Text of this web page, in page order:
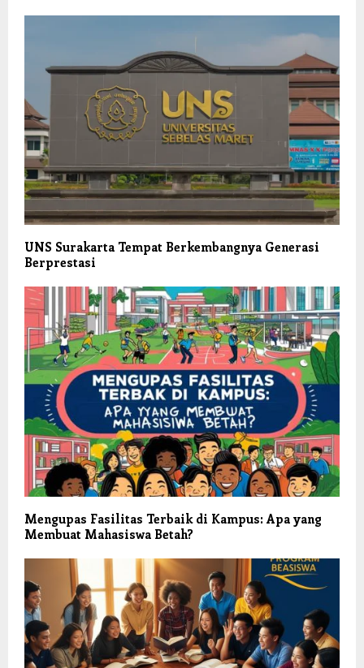
UNS Surakarta Tempat Berkembangnya Generasi
Berprestasi
Mengupas Fasilitas Terbaik di Kampus: Apa yang
Membuat Mahasiswa Betah?